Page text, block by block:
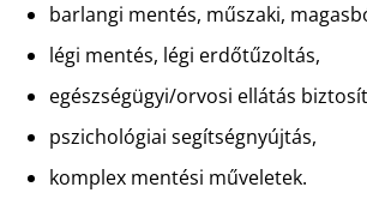
barlangi mentés, műszaki,
légi mentés, légi erdőtűzoltás,
egészségügyi/orvosi ellátás
pszichológiai segítségnyújtás,
komplex mentési műveletek.